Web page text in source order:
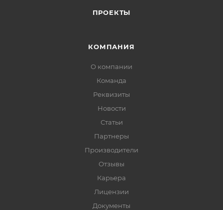
ПРОЕКТЫ
КОМПАНИЯ
О компании
Команда
Реквизиты
Новости
Статьи
Партнеры
Производители
Отзывы
Карьера
Лицензии
Документы